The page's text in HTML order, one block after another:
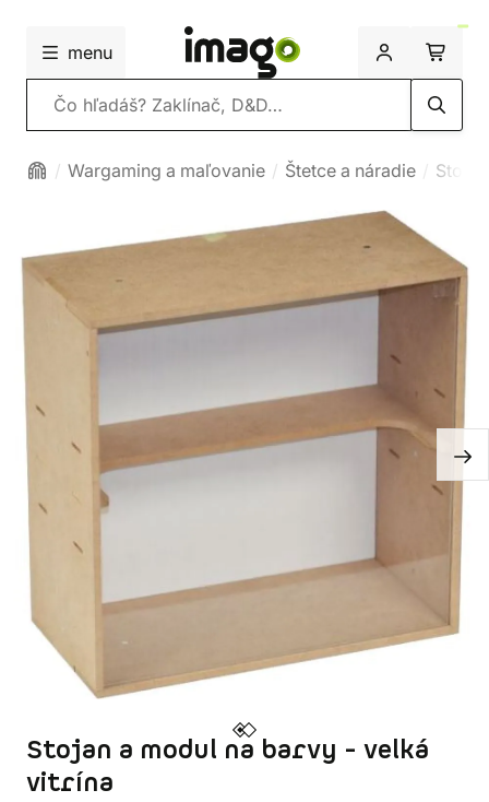
menu
Vyhľadávanie
Wargaming a maľovanie Štetce a náradie
Stojan a modul na barvy - velká
vitrína